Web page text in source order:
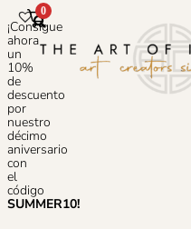
¡Consigue
ahora
un
10%
de
descuento
por
nuestro
décimo
aniversario
con
el
código
SUMMER10!
0